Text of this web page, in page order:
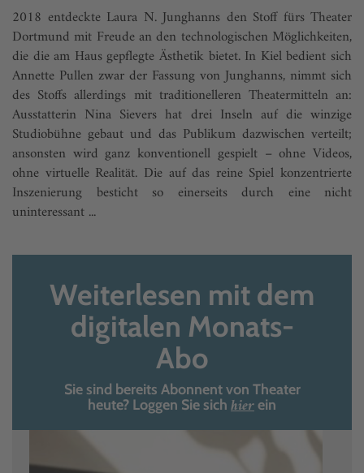
2018 entdeckte Laura N. Junghanns den Stoff fürs Theater
Dortmund mit Freude an den technologischen Möglichkeiten,
die die am Haus gepflegte Ästhetik bietet. In Kiel bedient sich
Annette Pullen zwar der Fassung von Junghanns, nimmt sich
des Stoffs allerdings mit traditionelleren Theatermitteln an:
Ausstatterin Nina Sievers hat drei Inseln auf die winzige
Studiobühne gebaut und das Publikum dazwischen verteilt;
ansonsten wird ganz konventionell gespielt – ohne Videos,
ohne virtuelle Realität. Die auf das reine Spiel konzentrierte
Inszenierung besticht so einerseits durch eine nicht
uninteressant ...
Weiterlesen mit dem
digitalen Monats-
Abo
Sie sind bereits Abonnent von Theater
heute? Loggen Sie sich hierein